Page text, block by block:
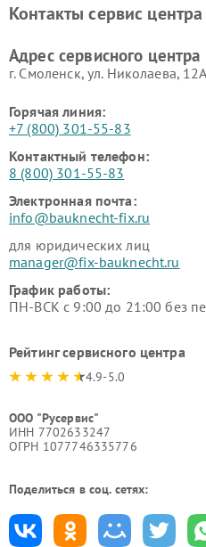
Контакты сервис центра
Адрес сервисного
г. Смоленск, ул. Николаева, 12А
Горячая линия:
+7 (800) 301-55-83
Контактный телефон:
8 (800) 301-55-83
Электронная почта:
info@bauknecht-fix.ru
для юридических лиц
manager@fix-bauknecht.ru
График работы:
ПН-ВСК с 9:00 до 21:00 без
Рейтинг сервисного центра
4.9-5.0
ООО "Русервис"
ИНН 7702633247
ОГРН 1077746335776
Поделиться в соц. сетях: